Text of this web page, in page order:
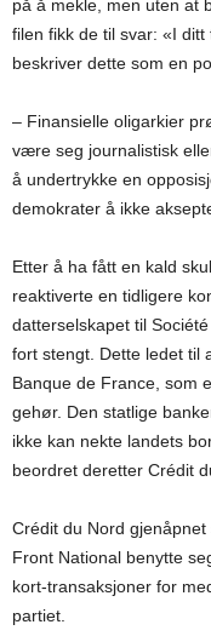
på å mekle, men uten at
filen fikk de til svar: «I
beskriver dette som en
– Finansielle oligarkier
være seg journalistisk
å undertrykke en
demokrater å ikke
Etter å ha fått en kald
reaktiverte en tidligere
datterselskapet til
fort stengt. Dette ledet til
Banque de France, som
gehør. Den statlige
ikke kan nekte landets
beordret deretter Crédit
Crédit du Nord
Front National benytte
kort-transaksjoner for
partiet.